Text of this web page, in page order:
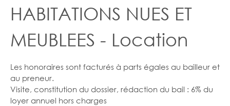
HABITATIONS NUES ET
MEUBLEES - Location
Les honoraires sont facturés à parts égales au bailleur et
au preneur.
Visite, constitution du dossier, rédaction du bail : 6% du
loyer annuel hors charges